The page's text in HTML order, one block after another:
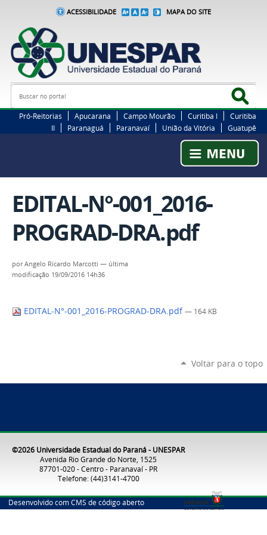
ACESSIBILIDADE MAPA DO SITE
Busca
Pró-Reitorias Apucarana Campo Mourão Curitiba I
Curitiba
II
Paranaguá Paranavaí União da Vitória Guatupê
EDITAL-N°-001_2016-
PROGRAD-DRA.pdf
porAngelo Ricardo Marcotti — última
modificação 19/09/2016 14h36
EDITAL-N°-001_2016-PROGRAD-DRA.pdf — 164 KB
Voltar para o topo
©2026 Universidade Estadual do Paraná - UNESPAR
Avenida Rio Grande do Norte, 1525
87701-020 - Centro - Paranavaí - PR
Telefone: (44)3141-4700
Desenvolvido com CMS de código aberto